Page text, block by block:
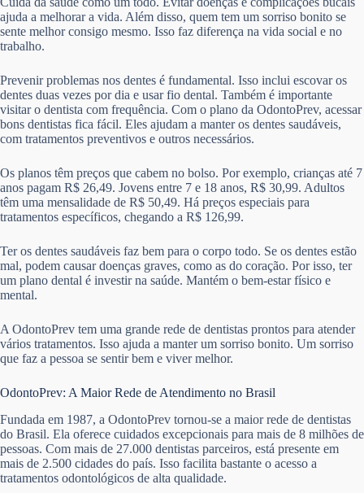
ajuda a melhorar a vida. Além disso, quem tem um sorriso bonito se
sente melhor consigo mesmo. Isso faz diferença na vida social e no
trabalho.
Prevenir problemas nos dentes é fundamental. Isso inclui escovar os
dentes duas vezes por dia e usar fio dental. Também é importante
visitar o dentista com frequência. Com o plano da OdontoPrev, acessar
bons dentistas fica fácil. Eles ajudam a manter os dentes saudáveis,
com tratamentos preventivos e outros necessários.
Os planos têm preços que cabem no bolso. Por exemplo, crianças até 7
anos pagam R$ 26,49. Jovens entre 7 e 18 anos, R$ 30,99. Adultos
têm uma mensalidade de R$ 50,49. Há preços especiais para
tratamentos específicos, chegando a R$ 126,99.
Ter os dentes saudáveis faz bem para o corpo todo. Se os dentes estão
mal, podem causar doenças graves, como as do coração. Por isso, ter
um plano dental é investir na saúde. Mantém o bem-estar físico e
mental.
A OdontoPrev tem uma grande rede de dentistas prontos para atender
vários tratamentos. Isso ajuda a manter um sorriso bonito. Um sorriso
que faz a pessoa se sentir bem e viver melhor.
OdontoPrev: A Maior Rede de Atendimento no Brasil
Fundada em 1987, a OdontoPrev tornou-se a maior rede de dentistas
do Brasil. Ela oferece cuidados excepcionais para mais de 8 milhões de
pessoas. Com mais de 27.000 dentistas parceiros, está presente em
mais de 2.500 cidades do país. Isso facilita bastante o acesso a
tratamentos odontológicos de alta qualidade.